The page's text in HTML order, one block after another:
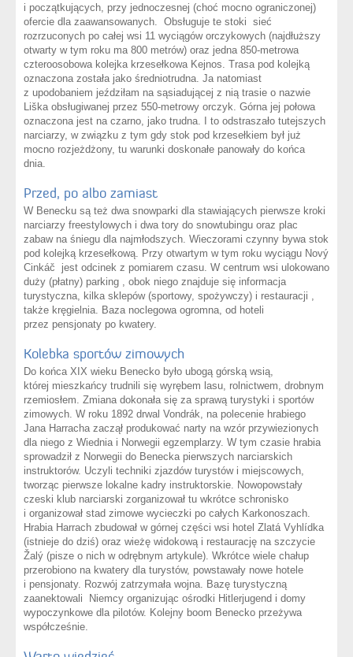
i początkujących, przy jednoczesnej (choć mocno ograniczonej)
ofercie dla zaawansowanych. Obsługuje te stoki sieć
rozrzuconych po całej wsi 11 wyciągów orczykowych (najdłuższy
otwarty w tym roku ma 800 metrów) oraz jedna 850-metrowa
czteroosobowa kolejka krzesełkowa Kejnos. Trasa pod kolejką
oznaczona została jako średniotrudna. Ja natomiast
z upodobaniem jeździłam na sąsiadującej z nią trasie o nazwie
Liška obsługiwanej przez 550-metrowy orczyk. Górna jej połowa
oznaczona jest na czarno, jako trudna. I to odstraszało tutejszych
narciarzy, w związku z tym gdy stok pod krzesełkiem był już
mocno rozjeżdżony, tu warunki doskonałe panowały do końca
dnia.
Przed, po albo zamiast
W Benecku są też dwa snowparki dla stawiających pierwsze kroki
narciarzy freestylowych i dwa tory do snowtubingu oraz plac
zabaw na śniegu dla najmłodszych. Wieczorami czynny bywa stok
pod kolejką krzesełkową. Przy otwartym w tym roku wyciągu Nový
Cinkáč jest odcinek z pomiarem czasu. W centrum wsi ulokowano
duży (płatny) parking , obok niego znajduje się informacja
turystyczna, kilka sklepów (sportowy, spożywczy) i restauracji ,
także kręgielnia. Baza noclegowa ogromna, od hoteli
przez pensjonaty po kwatery.
Kolebka sportów zimowych
Do końca XIX wieku Benecko było ubogą górską wsią,
której mieszkańcy trudnili się wyrębem lasu, rolnictwem, drobnym
rzemiosłem. Zmiana dokonała się za sprawą turystyki i sportów
zimowych. W roku 1892 drwal Vondrák, na polecenie hrabiego
Jana Harracha zaczął produkować narty na wzór przywiezionych
dla niego z Wiednia i Norwegii egzemplarzy. W tym czasie hrabia
sprowadził z Norwegii do Benecka pierwszych narciarskich
instruktorów. Uczyli techniki zjazdów turystów i miejscowych,
tworząc pierwsze lokalne kadry instruktorskie. Nowopowstały
czeski klub narciarski zorganizował tu wkrótce schronisko
i organizował stad zimowe wycieczki po całych Karkonoszach.
Hrabia Harrach zbudował w górnej części wsi hotel Zlatá Vyhlídka
(istnieje do dziś) oraz wieżę widokową i restaurację na szczycie
Žalý (pisze o nich w odrębnym artykule). Wkrótce wiele chałup
przerobiono na kwatery dla turystów, powstawały nowe hotele
i pensjonaty. Rozwój zatrzymała wojna. Bazę turystyczną
zaanektowali Niemcy organizując ośrodki Hitlerjugend i domy
wypoczynkowe dla pilotów. Kolejny boom Benecko przeżywa
współcześnie.